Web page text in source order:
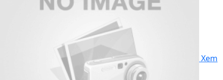
Xem